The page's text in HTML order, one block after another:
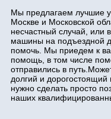
Мы предлагаем лучшие
Москве и Московской
несчастный случай, или
машины на подъездной
помочь. Мы приедем к
помощь, в том числе
отправились в
долгий и дорогостоящий
нужно сделать просто
наших